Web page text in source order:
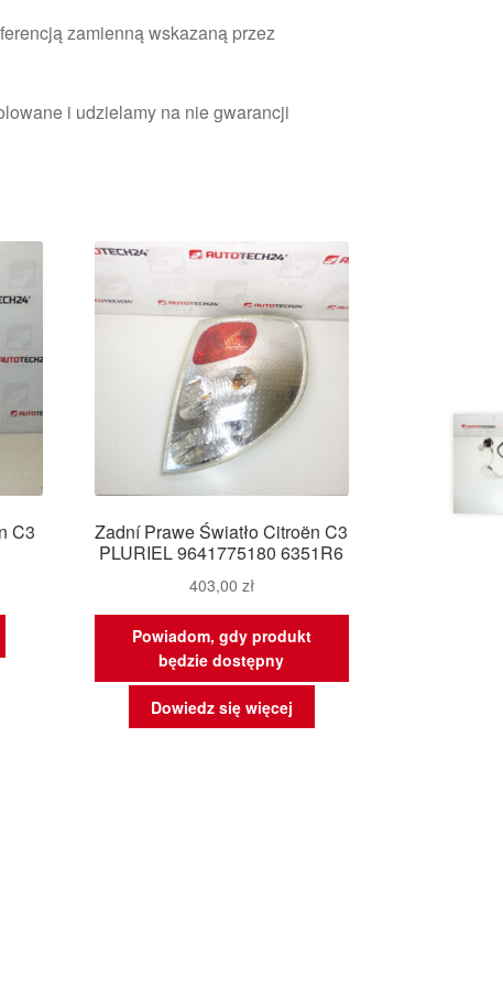
zamienną wskazaną przez
i udzielamy na nie gwarancji
C3
Zadní Prawe Światło Citroën C3
PLURIEL 9641775180 6351R6
403,00 zł
Powiadom, gdy produkt
będzie dostępny
Dowiedz się więcej